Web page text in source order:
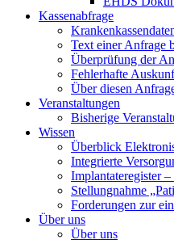
Kassenabfrage
Text einer Anfrage
Überprüfung der
Fehlerhafte
Über diesen
Veranstaltungen
Bisherige
Wissen
Überblick
Integrierte
Implantateregister
Stellungnahme
Forderungen zur
Über uns
Über uns